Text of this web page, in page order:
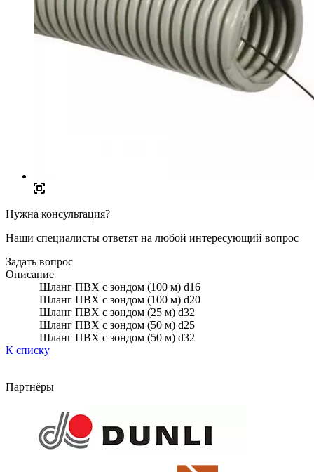
Нужна консультация?
Наши специалисты ответят на любой интересующий вопрос
Задать вопрос
Описание
Шланг ПВХ с зондом (100 м) d16
Шланг ПВХ с зондом (100 м) d20
Шланг ПВХ с зондом (25 м) d32
Шланг ПВХ с зондом (50 м) d25
Шланг ПВХ с зондом (50 м) d32
К списку
Партнёры